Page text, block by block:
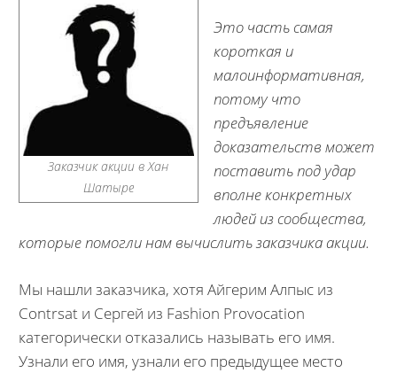
Заказчик акции в Хан
Шатыре
Это часть самая
короткая и
малоинформативная,
потому что
предъявление
доказательств может
поставить под удар
вполне конкретных
людей из сообщества,
которые помогли нам вычислить заказчика акции.
Мы нашли заказчика, хотя Айгерим Алпыс из
Contrsat и Сергей из Fashion Provocation
категорически отказались называть его имя.
Узнали его имя, узнали его предыдущее место